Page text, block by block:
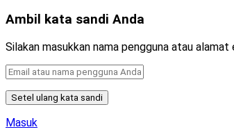
Ambil kata sandi Anda
Silakan masukkan nama pengguna atau
Masuk